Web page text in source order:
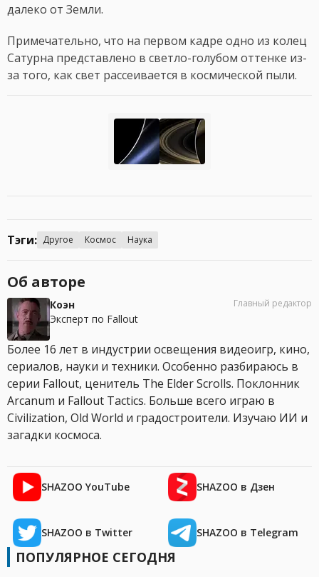
далеко от Земли.
Примечательно, что на первом кадре одно из колец
Сатурна представлено в светло-голубом оттенке из-
за того, как свет рассеивается в космической пыли.
Тэги: Другое Космос Наука
Об авторе
Коэн
Эксперт по Fallout
Главный редактор
Более 16 лет в индустрии освещения видеоигр, кино,
сериалов, науки и техники. Особенно разбираюсь в
серии Fallout, ценитель The Elder Scrolls. Поклонник
Arcanum и Fallout Tactics. Больше всего играю в
Civilization, Old World и градостроители. Изучаю ИИ и
загадки космоса.
SHAZOO YouTube SHAZOO в Дзен
SHAZOO в Twitter SHAZOO в Telegram
ПОПУЛЯРНОЕ СЕГОДНЯ